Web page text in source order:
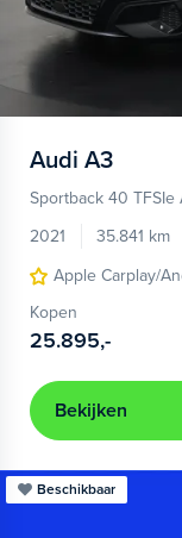
Audi A3
Sportback 40 TFSIe
2021
35.841 km
Apple Carplay/
Kopen
25.895,-
Bekijken
Beschikbaar